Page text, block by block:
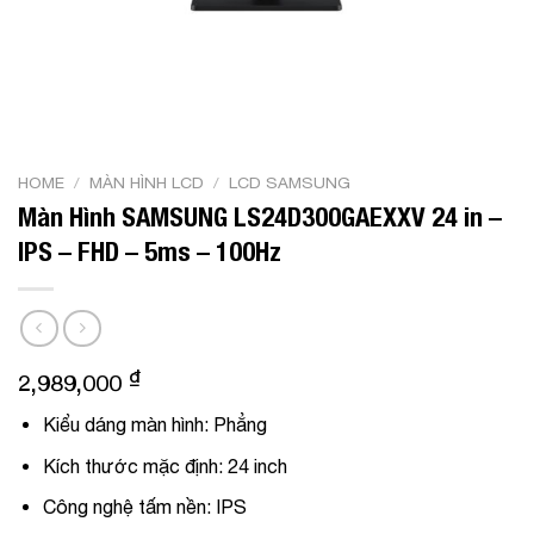
HOME / MÀN HÌNH LCD / LCD SAMSUNG
Màn Hình SAMSUNG LS24D300GAEXXV 24 in –
IPS – FHD – 5ms – 100Hz
2,989,000 ₫
Kiểu dáng màn hình: Phẳng
Kích thước mặc định: 24 inch
Công nghệ tấm nền: IPS